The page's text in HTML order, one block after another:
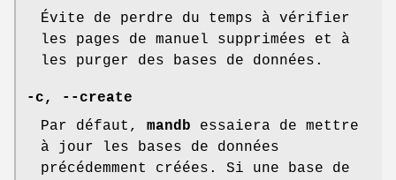
Évite de perdre du temps à vérifier
les pages de manuel supprimées et à
les purger des bases de données.
-c,
--create
Par défaut, mandb essaiera de mettre
à jour les bases de données
précédemment créées. Si une base de